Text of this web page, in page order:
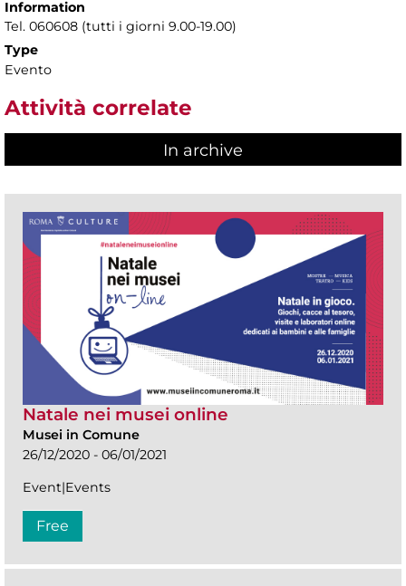
Information
Tel. 060608 (tutti i giorni 9.00-19.00)
Type
Evento
Attività correlate
In archive
Natale nei musei online
Musei in Comune
26/12/2020 - 06/01/2021
Event|Events
Free